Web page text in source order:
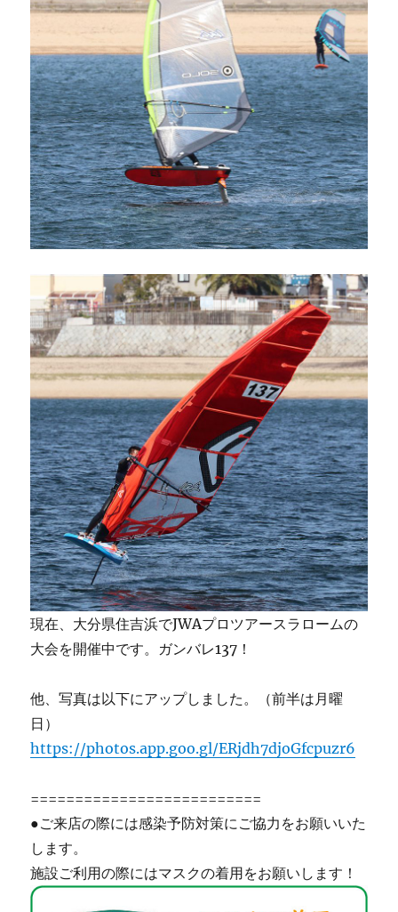
現在、大分県住吉浜でJWAプロツアースラロームの
大会を開催中です。ガンバレ137！
他、写真は以下にアップしました。（前半は月曜
日）
https://photos.app.goo.gl/ERjdh7djoGfcpuzr6
==========================
●ご来店の際には感染予防対策にご協力をお願いいた
します。
施設ご利用の際にはマスクの着用をお願いします！